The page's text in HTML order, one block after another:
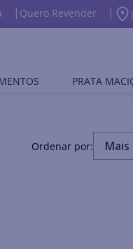
Quero Revender
PRATA